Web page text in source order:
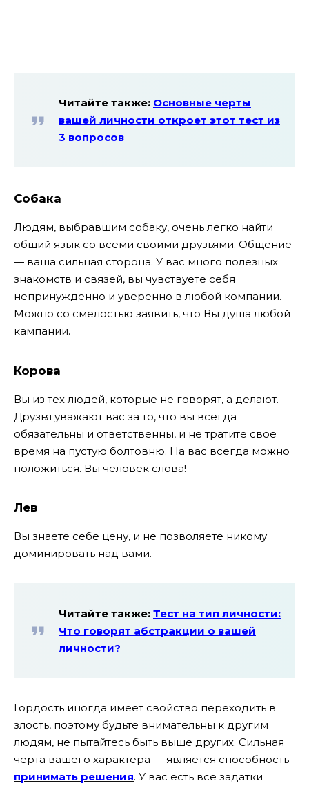
Читайте также: Основные черты
вашей личности откроет этот тест из
3 вопросов
Собака
Людям, выбравшим собаку, очень легко найти
общий язык со всеми своими друзьями. Общение
— ваша сильная сторона. У вас много полезных
знакомств и связей, вы чувствуете себя
непринужденно и уверенно в любой компании.
Можно со смелостью заявить, что Вы душа любой
кампании.
Корова
Вы из тех людей, которые не говорят, а делают.
Друзья уважают вас за то, что вы всегда
обязательны и ответственны, и не тратите свое
время на пустую болтовню. На вас всегда можно
положиться. Вы человек слова!
Лев
Вы знаете себе цену, и не позволяете никому
доминировать над вами.
Читайте также: Тест на тип личности:
Что говорят абстракции о вашей
личности?
Гордость иногда имеет свойство переходить в
злость, поэтому будьте внимательны к другим
людям, не пытайтесь быть выше других. Сильная
черта вашего характера — является способность
принимать решения. У вас есть все задатки